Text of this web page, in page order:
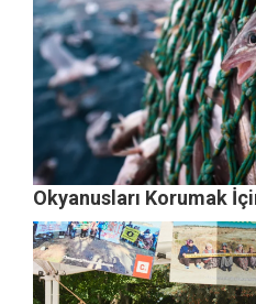
Okyanusları Korumak